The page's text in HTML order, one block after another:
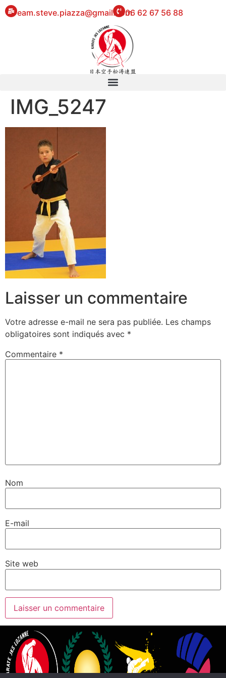
eam.steve.piazza@gmail.com06 62 67 56 88
IMG_5247
Laisser un commentaire
Votre adresse e-mail ne sera pas publiée. Les champs
obligatoires sont indiqués avec *
Commentaire *
Nom
E-mail
Site web